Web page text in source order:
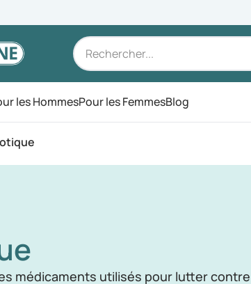
le menu
les HommesPour les FemmesBlog
médicaments utilisés pour lutter contre